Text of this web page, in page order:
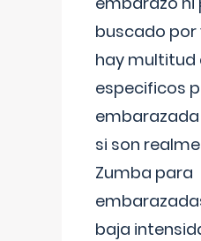
buscado por
hay multitud
especificos
si son
Zumba para
baja